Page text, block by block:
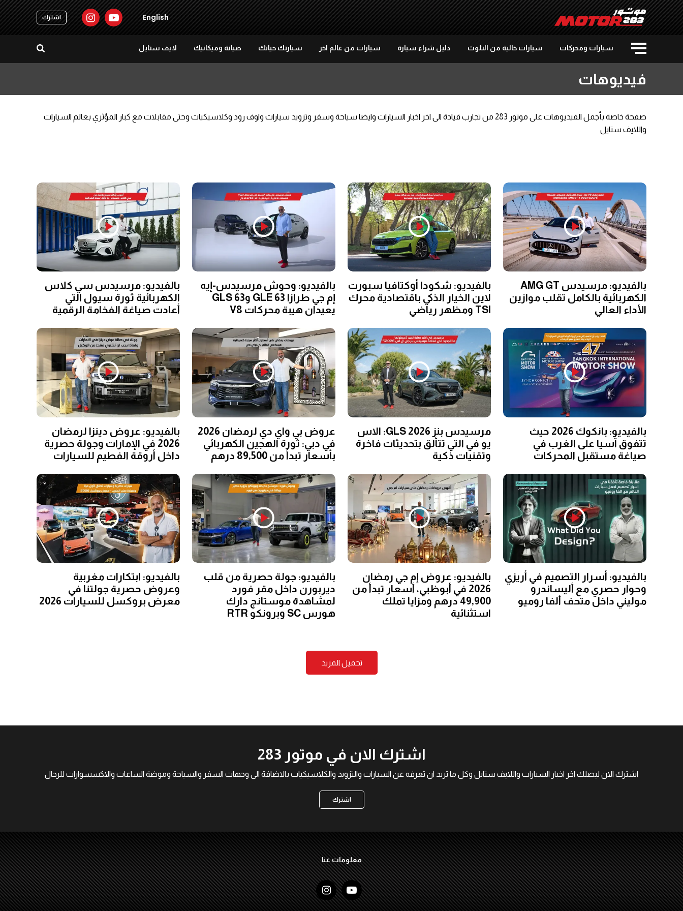
English اشترك
سيارات ومحركات سيارات خالية من التلوث دليل شراء سيارة سيارات من عالم اخر سيارتك حياتك صيانة وميكانيك لايف ستايل
فيديوهات
صفحة خاصة بأجمل الفيديوهات على موتور 283 من تجارب قيادة الى اخر اخبار السيارات وايضا سياحة وسفر وتزويد سيارات واوف رود وكلاسيكيات وحتى مقابلات مع كبار المؤثري بعالم السيارات
واللايف ستايل
بالفيديو: مرسيدس AMG GT
الكهربائية بالكامل تقلب موازين
الأداء العالي
بالفيديو: شكودا أوكتافيا سبورت
لاين الخيار الذكي باقتصادية محرك
TSI ومظهر رياضي
بالفيديو: وحوش مرسيدس-إيه
إم جي طرازا GLE 63 وGLS 63
يعيدان هيبة محركات V8
بالفيديو: مرسيدس سي كلاس
الكهربائية ثورة سيول التي
أعادت صياغة الفخامة الرقمية
بالفيديو: بانكوك 2026 حيث
تتفوق آسيا على الغرب في
صياغة مستقبل المحركات
مرسيدس بنز GLS 2026: الاس
يو في التي تتألق بتحديثات فاخرة
وتقنيات ذكية
عروض بي واي دي لرمضان 2026
في دبي: ثورة الهجين الكهربائي
بأسعار تبدأ من 89,500 درهم
بالفيديو: عروض دينزا لرمضان
2026 في الإمارات وجولة حصرية
داخل أروقة الفطيم للسيارات
بالفيديو: أسرار التصميم في أريزي
وحوار حصري مع أليساندرو
موليني داخل متحف ألفا روميو
بالفيديو: عروض إم جي رمضان
2026 في أبوظبي، أسعار تبدأ من
49,900 درهم ومزايا تملك
استثنائية
بالفيديو: جولة حصرية من قلب
ديربورن داخل مقر فورد
لمشاهدة موستانج دارك
هورس SC وبرونكو RTR
بالفيديو: ابتكارات مغربية
وعروض حصرية جولتنا في
معرض بروكسل للسيارات 2026
تحميل المزيد
اشترك الان في موتور 283
اشترك الان ليصلك اخر اخبار السيارات واللايف ستايل وكل ما تريد ان تعرفه عن السيارات والتزويد والكلاسيكيات بالاضافة الى وجهات السفر والسياحة وموضة الساعات والاكسسوارات للرجال
اشترك
معلومات عنا